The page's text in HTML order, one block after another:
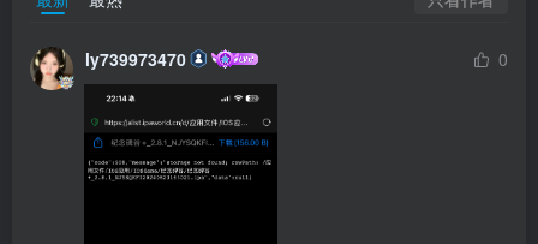
ly739973470 0